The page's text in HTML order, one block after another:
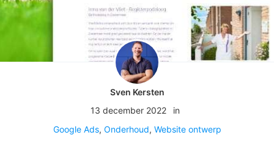
Sven Kersten
13 december 2022
in
Google Ads, Onderhoud, Website ontwerp